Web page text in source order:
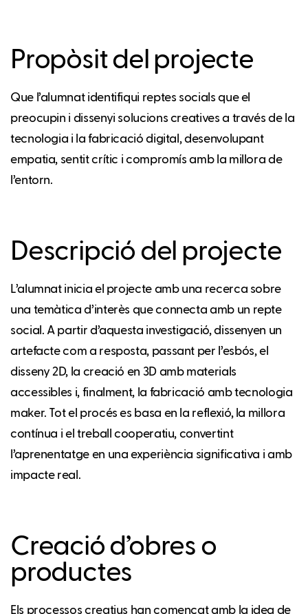
Propòsit del projecte
Que l’alumnat identifiqui reptes socials que el
preocupin i dissenyi solucions creatives a través de la
tecnologia i la fabricació digital, desenvolupant
empatia, sentit crític i compromís amb la millora de
l’entorn.
Descripció del projecte
L’alumnat inicia el projecte amb una recerca sobre
una temàtica d’interès que connecta amb un repte
social. A partir d’aquesta investigació, dissenyen un
artefacte com a resposta, passant per l’esbós, el
disseny 2D, la creació en 3D amb materials
accessibles i, finalment, la fabricació amb tecnologia
maker. Tot el procés es basa en la reflexió, la millora
contínua i el treball cooperatiu, convertint
l’aprenentatge en una experiència significativa i amb
impacte real.
Creació d’obres o
productes
Els processos creatius han començat amb la idea de